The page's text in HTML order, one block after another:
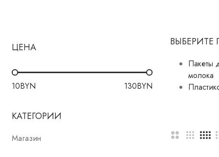
ЦЕНА
10BYN 130BYN
КАТЕГОРИИ
Магазин
Пакеты
молока